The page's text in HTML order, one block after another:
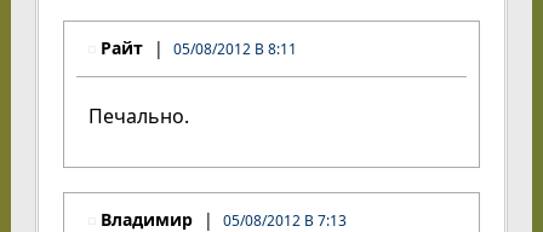
Райт 05/08/2012 В 8:11
Печально.
Владимир 05/08/2012 В 7:13